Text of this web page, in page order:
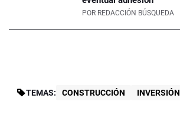
POR REDACCIÓN BÚSQUEDA
TEMAS: CONSTRUCCIÓN INVERSIÓN